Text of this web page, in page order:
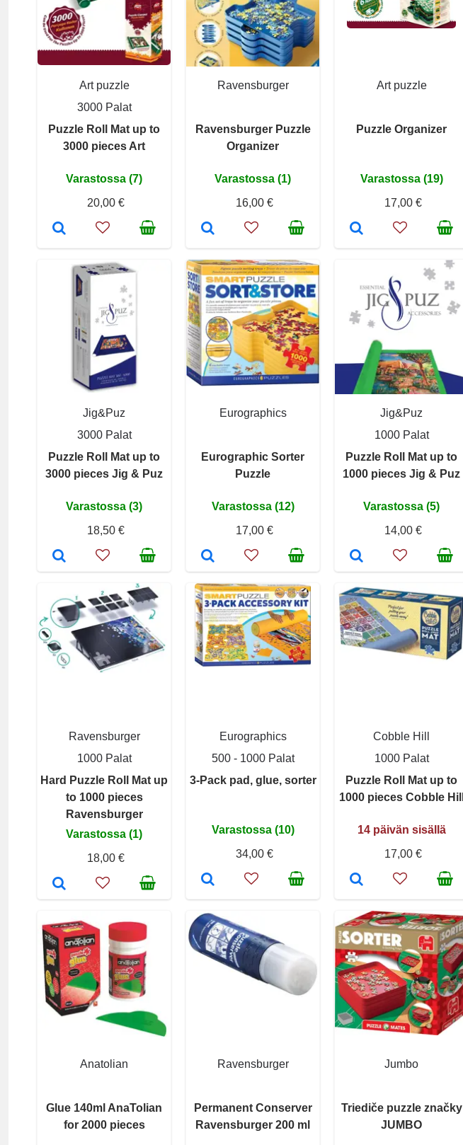
Art puzzle
3000 Palat
Puzzle Roll Mat up to
3000 pieces Art
Varastossa (7)
20,00 €
Ravensburger
Ravensburger Puzzle
Organizer
Varastossa (1)
16,00 €
Art puzzle
Puzzle Organizer
Varastossa (19)
17,00 €
Jig&Puz
3000 Palat
Puzzle Roll Mat up to
3000 pieces Jig & Puz
Varastossa (3)
18,50 €
Eurographics
Eurographic Sorter
Puzzle
Varastossa (12)
17,00 €
Jig&Puz
1000 Palat
Puzzle Roll Mat up to
1000 pieces Jig & Puz
Varastossa (5)
14,00 €
Ravensburger
1000 Palat
Hard Puzzle Roll Mat up
to 1000 pieces
Ravensburger
Varastossa (1)
18,00 €
Eurographics
500 - 1000 Palat
3-Pack pad, glue, sorter
Varastossa (10)
34,00 €
Cobble Hill
1000 Palat
Puzzle Roll Mat up to
1000 pieces Cobble Hill
14 päivän sisällä
17,00 €
Anatolian
Glue 140ml AnaTolian
for 2000 pieces
Ravensburger
Permanent Conserver
Ravensburger 200 ml
Jumbo
Triediče puzzle značky
JUMBO